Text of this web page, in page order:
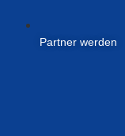
Partner werden